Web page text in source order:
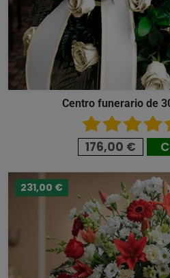
Centro funerario de
176,00 €
231,00 €